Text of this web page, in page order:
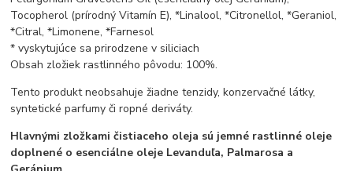
Tocopherol (prírodný Vitamín E), *Linalool, *Citronellol, *Geraniol,
*Citral, *Limonene, *Farnesol
* vyskytujúce sa prirodzene v siliciach
Obsah zložiek rastlinného pôvodu: 100%.
Tento produkt neobsahuje žiadne tenzidy, konzervačné látky,
syntetické parfumy či ropné deriváty.
Hlavnými zložkami čistiaceho oleja sú jemné rastlinné oleje
doplnené o esenciálne oleje Levanduľa, Palmarosa a